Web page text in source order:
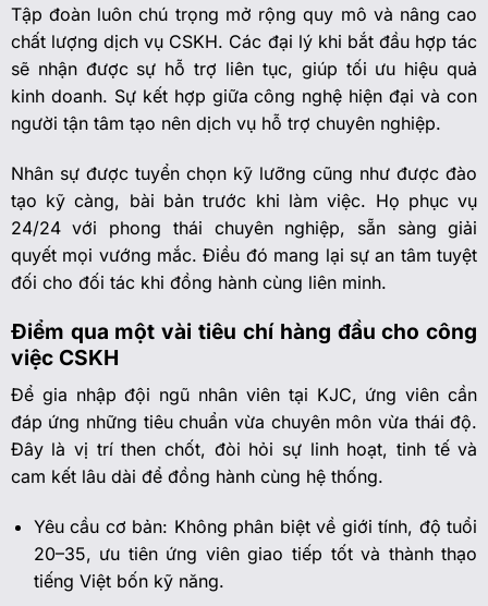
Tập đoàn luôn chú trọng mở rộng quy mô và nâng cao
chất lượng dịch vụ CSKH. Các đại lý khi bắt đầu hợp tác
sẽ nhận được sự hỗ trợ liên tục, giúp tối ưu hiệu quả
kinh doanh. Sự kết hợp giữa công nghệ hiện đại và con
người tận tâm tạo nên dịch vụ hỗ trợ chuyên nghiệp.
Nhân sự được tuyển chọn kỹ lưỡng cũng như được đào
tạo kỹ càng, bài bản trước khi làm việc. Họ phục vụ
24/24 với phong thái chuyên nghiệp, sẵn sàng giải
quyết mọi vướng mắc. Điều đó mang lại sự an tâm tuyệt
đối cho đối tác khi đồng hành cùng liên minh.
Điểm qua một vài tiêu chí hàng đầu cho công
việc CSKH
Để gia nhập đội ngũ nhân viên tại KJC, ứng viên cần
đáp ứng những tiêu chuẩn vừa chuyên môn vừa thái độ.
Đây là vị trí then chốt, đòi hỏi sự linh hoạt, tinh tế và
cam kết lâu dài để đồng hành cùng hệ thống.
Yêu cầu cơ bản: Không phân biệt về giới tính, độ tuổi
20–35, ưu tiên ứng viên giao tiếp tốt và thành thạo
tiếng Việt bốn kỹ năng.